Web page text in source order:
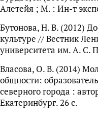
Алетейя ; М. : Ин-т
Бутонова, Н. В. (2012)
культуре // Вестник
университета им. А. С.
Власова, О. В. (2014)
общности:
северного города :
Екатеринбург. 26 с.